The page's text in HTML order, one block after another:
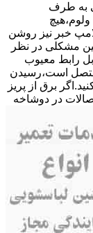
به طرف
ﺧﺒﺮ ﻧﯿﺰ روﺷﻦ
مشکلی در نظر
دوﺷﺎﺧﻪ و ﯾﺎ ﮐﺎﺑﻞ راﺑﻂ ﻣﻌﯿﻮب
ﻣﺘﺼﻞ اﺳﺖ،رﺳﯿﺪن
ﺑﺮق از ﭘﺮﯾﺰ
در دوشاخه